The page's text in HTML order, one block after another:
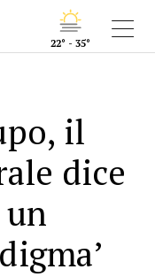
22° - 35°
il
dice
un